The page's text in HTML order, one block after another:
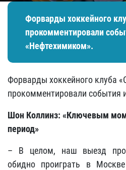
Форварды хоккейного
прокомментировали
«Нефтехимиком».
Форварды хоккейного клуба
прокомментировали события
Шон Коллинз: «Ключевым
период»
– В целом, наш выезд
обидно проиграть в